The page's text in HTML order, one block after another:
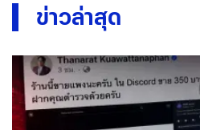
ข่าวล่าสุด